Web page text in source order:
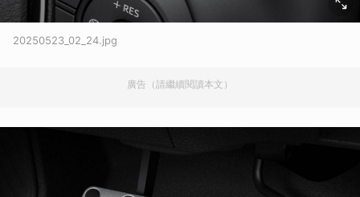
20250523_02_24.jpg
廣告（請繼續閱讀本文）